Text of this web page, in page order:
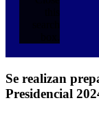
Se realizan
Presidencial